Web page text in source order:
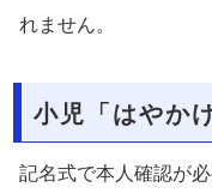
れません。
小児「はやか
記名式で本人確認が必